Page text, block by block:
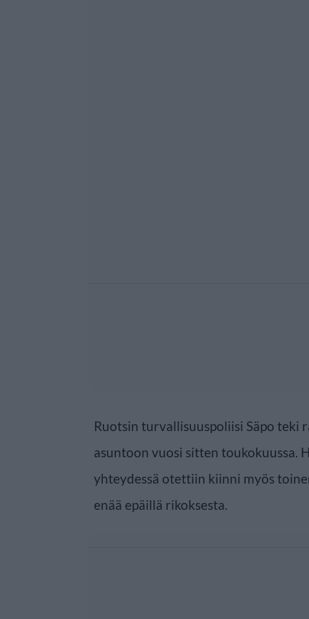
Ruotsin turvallisuuspoliisi Säpo teki
asuntoon vuosi sitten toukokuussa.
yhteydessä otettiin kiinni myös
enää epäillä rikoksesta.